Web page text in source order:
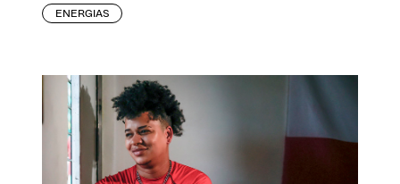
ENERGIAS